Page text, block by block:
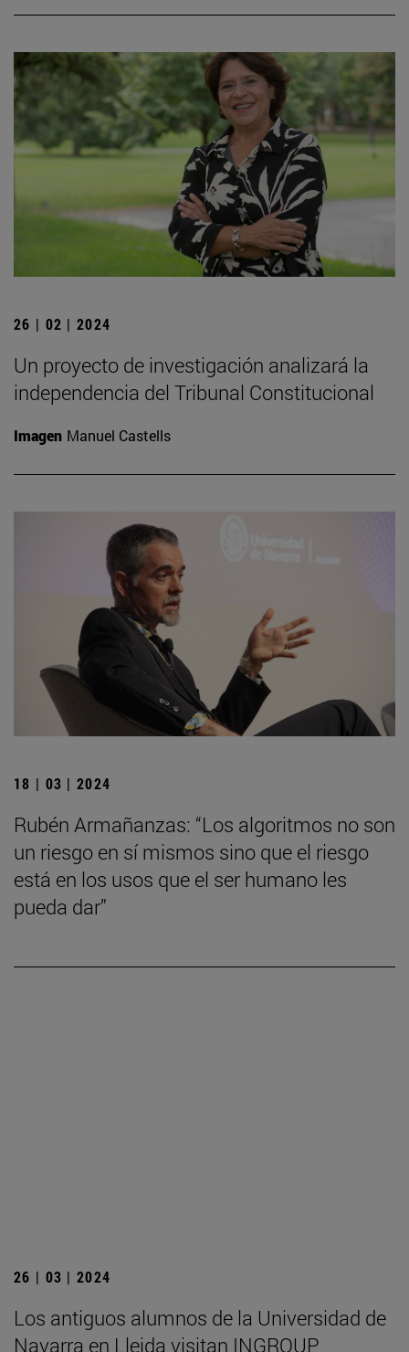
26 | 02 | 2024
Un proyecto de investigación analizará la
independencia del Tribunal Constitucional
Imagen Manuel Castells
18 | 03 | 2024
Rubén Armañanzas: “Los algoritmos no son
un riesgo en sí mismos sino que el riesgo
está en los usos que el ser humano les
pueda dar”
26 | 03 | 2024
Los antiguos alumnos de la Universidad de
Navarra en Lleida visitan INGROUP